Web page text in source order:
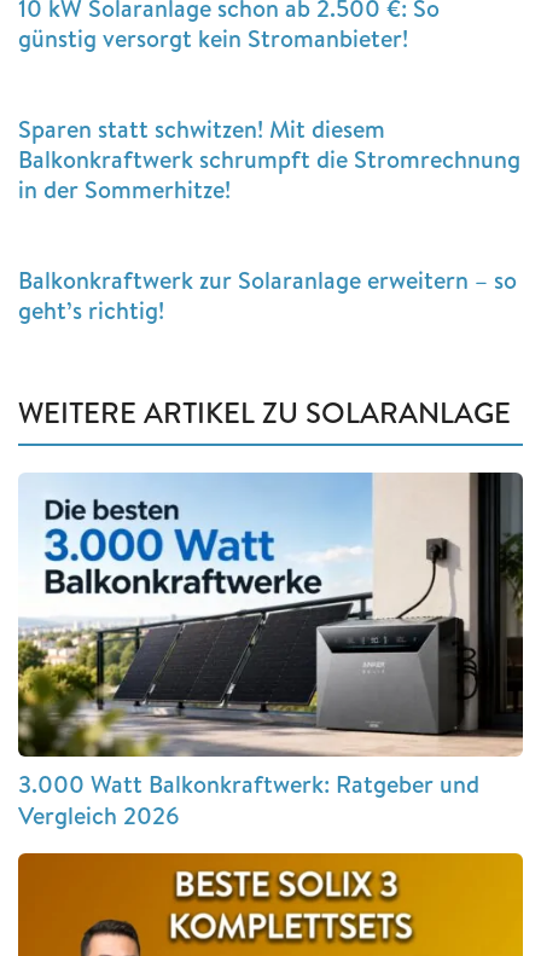
10 kW Solaranlage schon ab 2.500 €: So
günstig versorgt kein Stromanbieter!
Sparen statt schwitzen! Mit diesem
Balkonkraftwerk schrumpft die Stromrechnung
in der Sommerhitze!
Balkonkraftwerk zur Solaranlage erweitern – so
geht’s richtig!
WEITERE ARTIKEL ZU SOLARANLAGE
3.000 Watt Balkonkraftwerk: Ratgeber und
Vergleich 2026